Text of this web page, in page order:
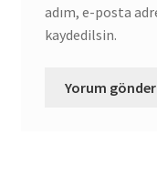
adım, e-posta
kaydedilsin.